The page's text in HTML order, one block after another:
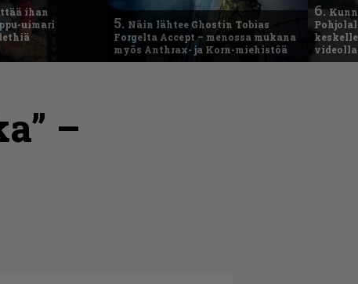
ihan
uimari
5. Näin lähtee Ghostin Tobias
Forgelta Accept – menossa mukana
myös Anthrax- ja Korn-miehistöä
6.
–